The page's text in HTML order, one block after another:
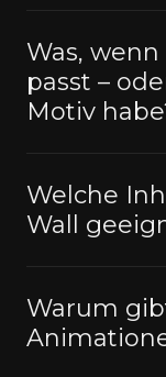
Was,
passt –
Motiv
Welche
Wall
Warum